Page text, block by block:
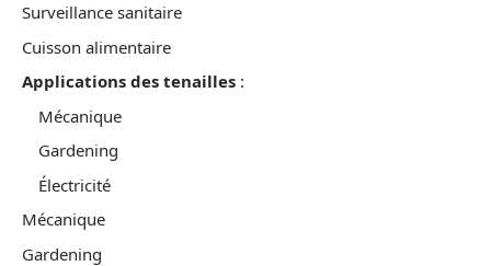
Surveillance sanitaire
Cuisson alimentaire
Applications des tenailles :
Mécanique
Gardening
Électricité
Mécanique
Gardening